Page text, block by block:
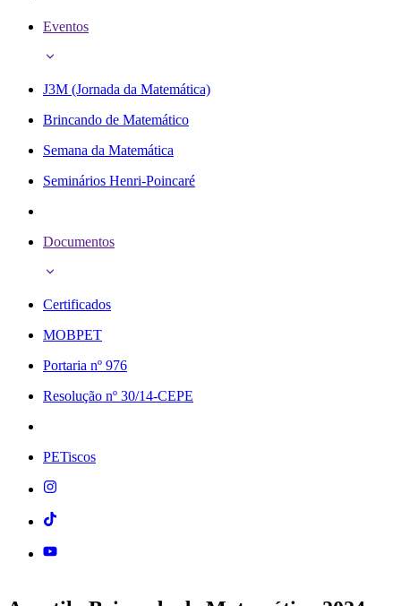
Eventos
J3M (Jornada da Matemática)
Brincando de Matemático
Semana da Matemática
Seminários Henri-Poincaré
Documentos
Certificados
MOBPET
Portaria nº 976
Resolução nº 30/14-CEPE
PETiscos